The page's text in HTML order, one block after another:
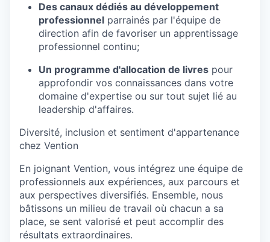
Des canaux dédiés au développement
professionnel parrainés par l'équipe de
direction afin de favoriser un apprentissage
professionnel continu;
Un programme d'allocation de livres pour
approfondir vos connaissances dans votre
domaine d'expertise ou sur tout sujet lié au
leadership d'affaires.
Diversité, inclusion et sentiment d'appartenance
chez Vention
En joignant Vention, vous intégrez une équipe de
professionnels aux expériences, aux parcours et
aux perspectives diversifiés. Ensemble, nous
bâtissons un milieu de travail où chacun a sa
place, se sent valorisé et peut accomplir des
résultats extraordinaires.